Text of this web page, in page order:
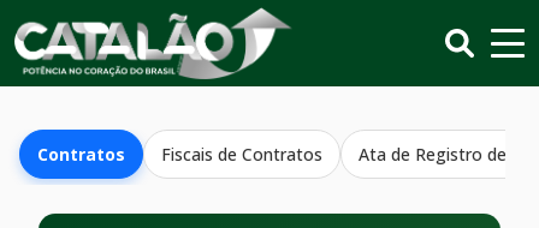
Contratos Fiscais de Contratos Ata de Registro de